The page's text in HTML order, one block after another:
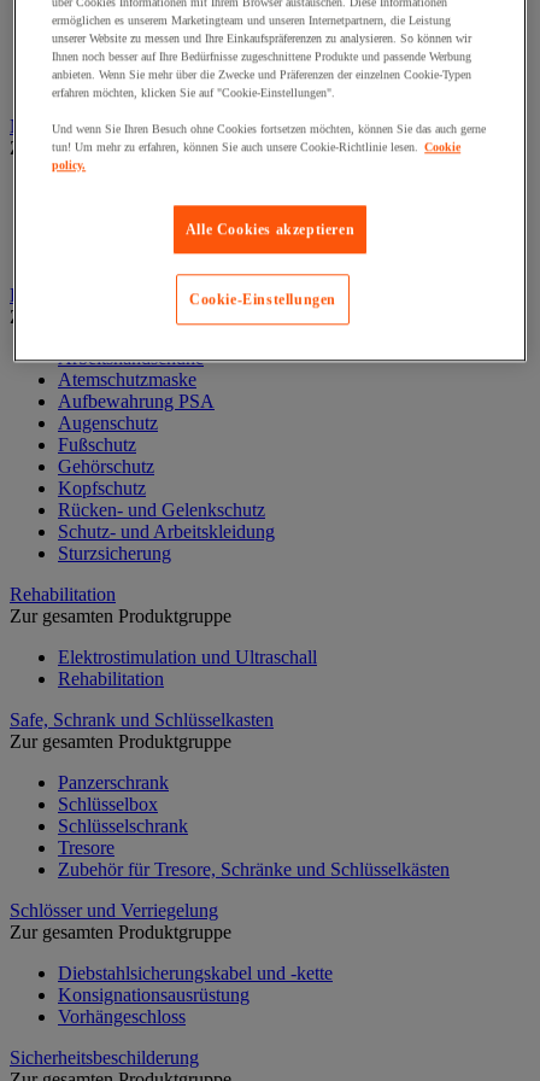
Liege und Untersuchungsstuhl
Material zur allgemeinärztlichen Diagnostik
Medikamentenschrank
Mobiliar und Ausstattung für Arztpraxen
Notfall und Erste-Hilfe
Zur gesamten Produktgruppe
Erste-Hilfe-Material und -Tasche
Reanimation und Sauerstoff
Persönliche Schutzausrüstung (PSA)
Zur gesamten Produktgruppe
Arbeitshandschuhe
Atemschutzmaske
Aufbewahrung PSA
Augenschutz
Fußschutz
Gehörschutz
Kopfschutz
Rücken- und Gelenkschutz
Schutz- und Arbeitskleidung
Sturzsicherung
Rehabilitation
Zur gesamten Produktgruppe
Elektrostimulation und Ultraschall
Rehabilitation
Safe, Schrank und Schlüsselkasten
Zur gesamten Produktgruppe
Panzerschrank
Schlüsselbox
Schlüsselschrank
Tresore
Zubehör für Tresore, Schränke und Schlüsselkästen
Schlösser und Verriegelung
Zur gesamten Produktgruppe
Diebstahlsicherungskabel und -kette
Konsignationsausrüstung
Vorhängeschloss
Sicherheitsbeschilderung
ermöglichen es unserem Marketingteam und unseren Internetpartnern, die Leistung
unserer Website zu messen und Ihre Einkaufspräferenzen zu analysieren. So können wir
Ihnen noch besser auf Ihre Bedürfnisse zugeschnittene Produkte und passende Werbung
anbieten. Wenn Sie mehr über die Zwecke und Präferenzen der einzelnen Cookie-Typen
erfahren möchten, klicken Sie auf "Cookie-Einstellungen".
Und wenn Sie Ihren Besuch ohne Cookies fortsetzen möchten, können Sie das auch gerne
tun! Um mehr zu erfahren, können Sie auch unsere Cookie-Richtlinie lesen.
Cookie
policy.
Alle Cookies akzeptieren
Cookie-Einstellungen